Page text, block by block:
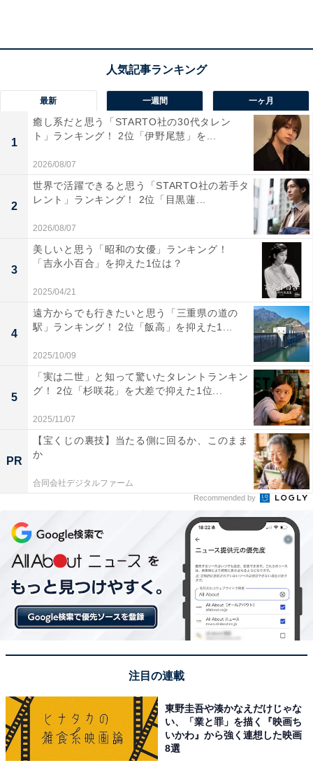
に近い平均生活費ということになります。
回答者に、実家を出る予定について聞くと、「どちらと
もいえない」とし、「今後のことはわからない」と回答
しました。
貯金ができ、子どもの世話も親にお願いできる
現在、実家暮らしをしている理由は「会社から近いた
め。近くに家を借りたら、貯金をすることができなくな
るため」と回答。
また、「子どもの世話を親に見てもらうこともできた
り、近くに親戚も住んでいるため、特段離れて住む理由
を見つけることができないから。親にも近くにいて安心
と言われている」とも続けています。
実家での生活を続けることは、金銭的な貯蓄ができるこ
とや子どもの世話に役立つだけでなく、両親のためにも
なっているということを説明してくれました。
るかわからない」
一方で、実家暮らしについて、「ものすごく苦労してい
ることはありませんが、今後家事の分担をどのようにし
最新 一週間 一ヶ月
1
癒し系だと思う「STARTO社の30代タレン
ト」ランキング！ 2位「伊野尾慧」を...
2026/08/07
2
世界で活躍できると思う「STARTO社の若手タ
レント」ランキング！ 2位「目黒蓮...
2026/08/07
3
美しいと思う「昭和の女優」ランキング！
「吉永小百合」を抑えた1位は？
2025/04/21
4
遠方からでも行きたいと思う「三重県の道の
駅」ランキング！ 2位「飯高」を抑えた1...
2025/10/09
5
「実は二世」と知って驚いたタレントランキン
グ！ 2位「杉咲花」を大差で抑えた1位...
2025/11/07
PR
【宝くじの裏技】当たる側に回るか、このまま
か
合同会社デジタルファーム
Recommended by
注目の連載
東野圭吾や湊かなえだけじゃな
い、「業と罪」を描く『映画ち
いかわ』から強く連想した映画
8選